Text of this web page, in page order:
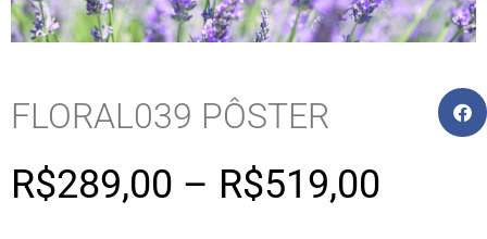
FLORAL039 PÔSTER
R$289,00 – R$519,00